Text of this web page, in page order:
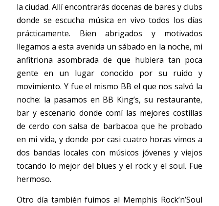
la ciudad. Allí encontrarás docenas de bares y clubs
donde se escucha música en vivo todos los días
prácticamente. Bien abrigados y motivados
llegamos a esta avenida un sábado en la noche, mi
anfitriona asombrada de que hubiera tan poca
gente en un lugar conocido por su ruido y
movimiento. Y fue el mismo BB el que nos salvó la
noche: la pasamos en BB King’s, su restaurante,
bar y escenario donde comí las mejores costillas
de cerdo con salsa de barbacoa que he probado
en mi vida, y donde por casi cuatro horas vimos a
dos bandas locales con músicos jóvenes y viejos
tocando lo mejor del blues y el rock y el soul. Fue
hermoso.
Otro día también fuimos al Memphis Rock’n’Soul